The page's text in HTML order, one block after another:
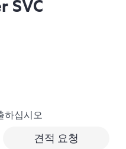
SVC
하십시오
견적 요청